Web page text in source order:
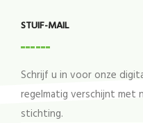
STUIF-MAIL
Schrijf u in voor onze
regelmatig verschijnt met
stichting.